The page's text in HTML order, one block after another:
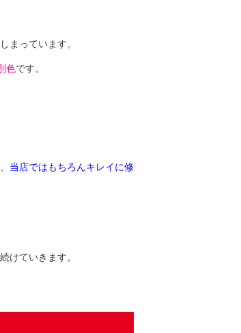
まっています。
色です。
当店ではもちろんキレイに修
けていきます。